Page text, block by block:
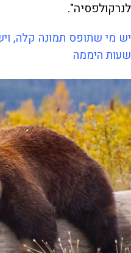
לנרקולפסיה".
יש מי שתופס תמונה קלה,
שעות היממה